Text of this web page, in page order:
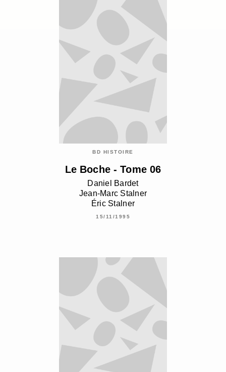
BD HISTOIRE
Le Boche - Tome 06
Daniel Bardet
Jean-Marc Stalner
Éric Stalner
15/11/1995